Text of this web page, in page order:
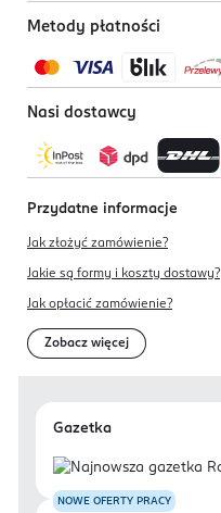
Metody płatności
Nasi dostawcy
Przydatne informacje
Jak złożyć zamówienie?
Jakie są formy i koszty dostawy?
Jak opłacić zamówienie?
Zobacz więcej
Gazetka
NOWE OFERTY PRACY